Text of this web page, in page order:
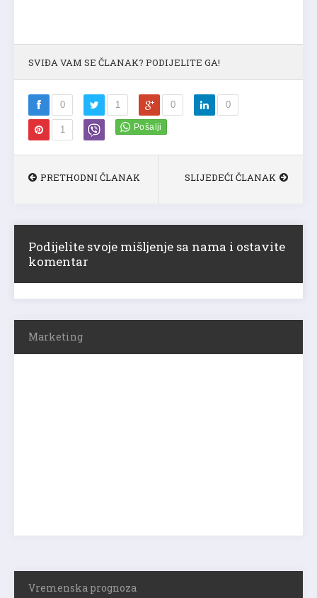
SVIĐA VAM SE ČLANAK? PODIJELITE GA!
0 1 0 0
1
PRETHODNI ČLANAK SLIJEDEĆI ČLANAK
Podijelite svoje mišljenje sa nama i ostavite
komentar
Marketing
Vremenska prognoza